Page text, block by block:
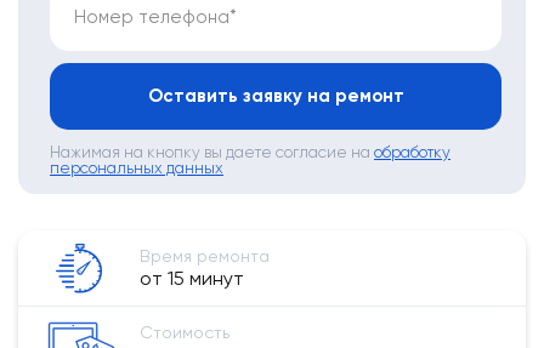
Номер телефона*
Оставить заявку на ремонт
Нажимая на кнопку вы даете согласие на обработку
персональных данных
Время ремонта
от 15 минут
Стоимость